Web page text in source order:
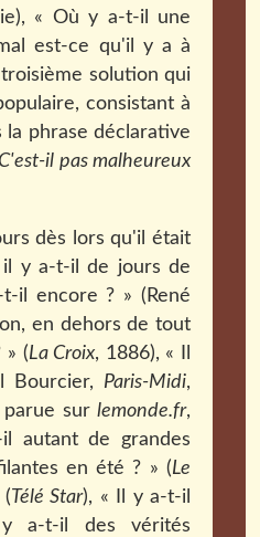
« Où y a-t-il une
est-ce qu'il y a à
solution qui
consistant à
phrase déclarative
C'est-il pas malheureux
dès lors qu'il était
il y a-t-il de jours de
il encore ? » (René
en dehors de tout
» (La Croix, 1886), « Il
Bourcier, Paris-Midi,
parue sur lemonde.fr,
autant de grandes
en été ? » (Le
(Télé Star), « Il y a-t-il
a-t-il des vérités